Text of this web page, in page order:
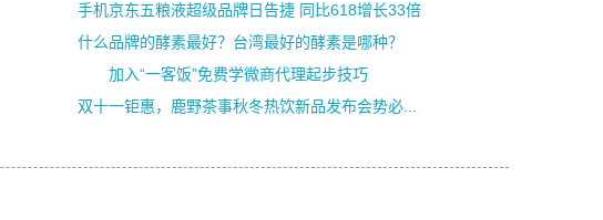
手机京东五粮液超级品牌日告捷 同比618增长33倍
什么品牌的酵素最好？台湾最好的酵素是哪种？
加入“一客饭”免费学微商代理起步技巧
双十一钜惠，鹿野茶事秋冬热饮新品发布会势必...